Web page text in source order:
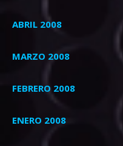
ABRIL 2008
MARZO 2008
FEBRERO 2008
ENERO 2008